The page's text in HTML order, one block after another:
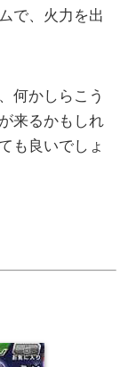
で、火力を出
何かしらこう
来るかもしれ
も良いでしょ